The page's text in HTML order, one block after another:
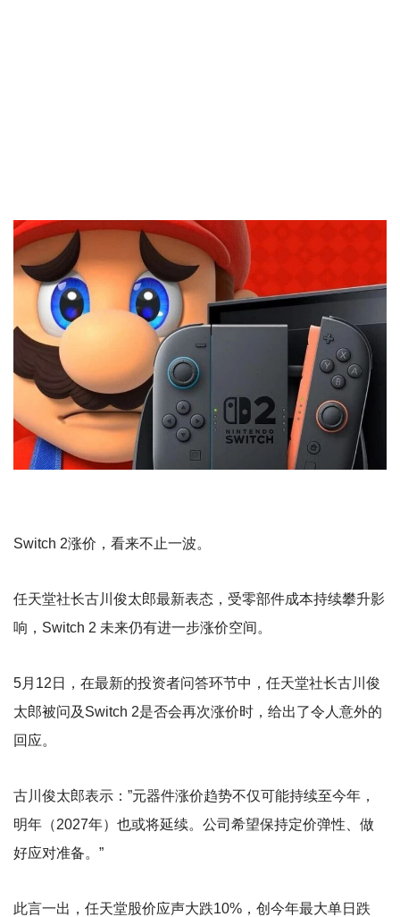
Switch 2涨价，看来不止一波。
任天堂社长古川俊太郎最新表态，受零部件成本持续攀升影
响，Switch 2 未来仍有进一步涨价空间。
5月12日，在最新的投资者问答环节中，任天堂社长古川俊
太郎被问及Switch 2是否会再次涨价时，给出了令人意外的
回应。
古川俊太郎表示：”元器件涨价趋势不仅可能持续至今年，
明年（2027年）也或将延续。公司希望保持定价弹性、做
好应对准备。”
此言一出，任天堂股价应声大跌10%，创今年最大单日跌